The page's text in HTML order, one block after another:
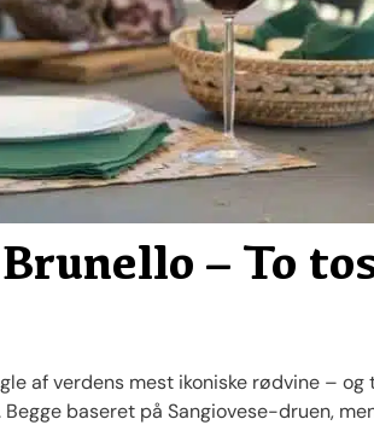
– To
af verdens mest ikoniske rødvine – og
Begge baseret på Sangiovese-druen,